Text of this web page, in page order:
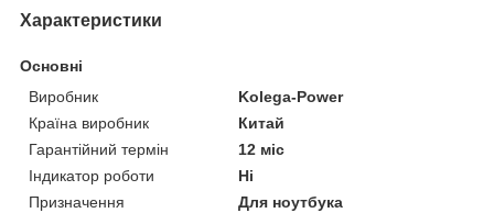
Характеристики
Основні
Виробник
Kolega-Power
Країна виробник
Китай
Гарантійний термін
12 міс
Індикатор роботи
Ні
Призначення
Для ноутбука